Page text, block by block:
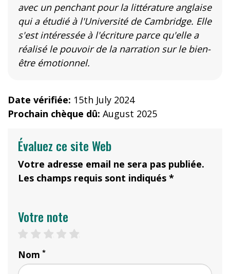
avec un penchant pour la littérature anglaise
qui a étudié à l'Université de Cambridge. Elle
s'est intéressée à l'écriture parce qu'elle a
réalisé le pouvoir de la narration sur le bien-
être émotionnel.
Date vérifiée: 15th July 2024
Prochain chèque dû: August 2025
Évaluez ce site Web
Votre adresse email ne sera pas publiée.
Les champs requis sont indiqués *
Votre note
4 stars
3 stars
2 stars
1 star
Nom *